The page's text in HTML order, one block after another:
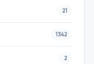
21
1342
2